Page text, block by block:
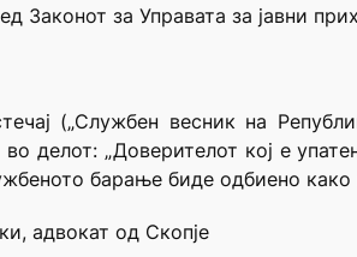
Законот за Управата за јавни
(„Службен весник на
делот: „Доверителот кој е
барање биде одбиено како
адвокат од Скопје